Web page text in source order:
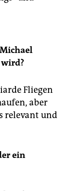
Fliegen
aber
relevant und
ein